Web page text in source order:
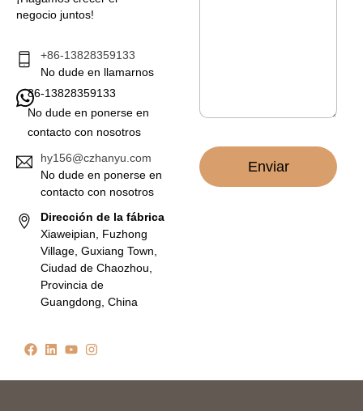
negocio juntos!
+86-13828359133
No dude en llamarnos
86-13828359133
No dude en ponerse en
contacto con nosotros
hy156@czhanyu.com
No dude en ponerse en
contacto con nosotros
Dirección de la fábrica
Xiaweipian, Fuzhong
Village, Guxiang Town,
Ciudad de Chaozhou,
Provincia de
Guangdong, China
c
Enviar